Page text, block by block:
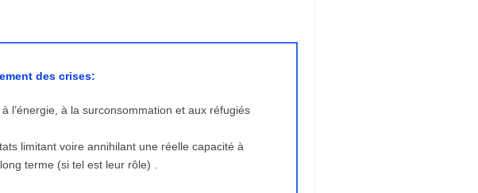
des crises:
l’énergie, à la surconsommation et aux réfugiés
limitant voire annihilant une réelle capacité à
terme (si tel est leur rôle) .